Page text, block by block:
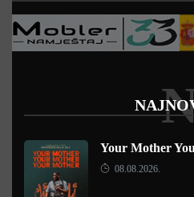
Your Mother
08.08.2026.